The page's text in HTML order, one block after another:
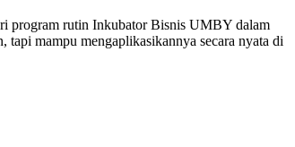
program rutin Inkubator Bisnis UMBY dalam
mampu mengaplikasikannya secara nyata di